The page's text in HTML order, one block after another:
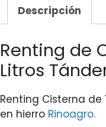
Descripción
Renting de
Litros
Renting Cisterna de
en hierro Rinoagro.